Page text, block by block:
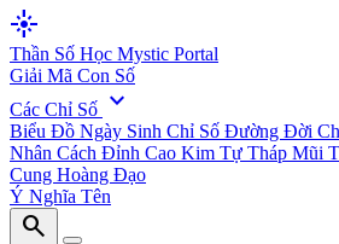
flare
Thần Số Học Mystic Portal
Giải Mã Con Số
Các Chỉ Số expand_more
Biểu Đồ Ngày Sinh Chỉ Số Đường Đời
Nhân Cách Đỉnh Cao Kim Tự Tháp Mũi
Cung Hoàng Đạo
Ý Nghĩa Tên
search